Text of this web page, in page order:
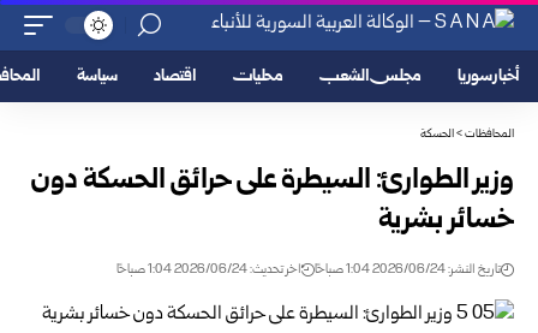
أخبار سوريا مجلس الشعب محليات اقتصاد سياسة
المحافظات>الحسكة
وزير الطوارئ: السيطرة على حرائق الحسكة دون
خسائر بشرية
تاريخ النشر: 2026/06/24 1:04 صباحًا اخر تحديث: 2026/06/24 1:04 صباحًا